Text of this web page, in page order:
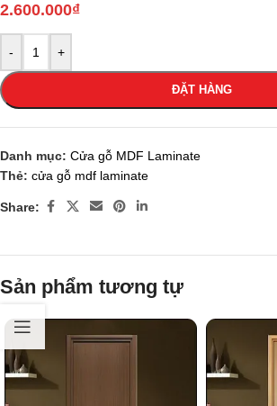
2.600.000₫
- +
ĐẶT HÀNG
Danh mục: Cửa gỗ MDF Laminate
Thẻ: cửa gỗ mdf laminate
Share:
Sản phẩm tương tự